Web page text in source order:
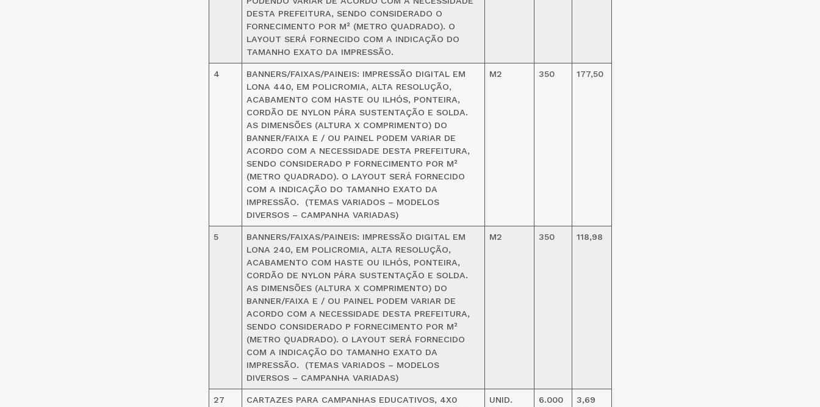
DESTA PREFEITURA, SENDO CONSIDERADO O
FORNECIMENTO POR M² (METRO QUADRADO). O
LAYOUT SERÁ FORNECIDO COM A INDICAÇÃO DO
TAMANHO EXATO DA IMPRESSÃO.
4
BANNERS/FAIXAS/PAINEIS: IMPRESSÃO DIGITAL EM
LONA 440, EM POLICROMIA, ALTA RESOLUÇÃO,
ACABAMENTO COM HASTE OU ILHÓS, PONTEIRA,
CORDÃO DE NYLON PÁRA SUSTENTAÇÃO E SOLDA.
AS DIMENSÕES (ALTURA X COMPRIMENTO) DO
BANNER/FAIXA E / OU PAINEL PODEM VARIAR DE
ACORDO COM A NECESSIDADE DESTA PREFEITURA,
SENDO CONSIDERADO P FORNECIMENTO POR M²
(METRO QUADRADO). O LAYOUT SERÁ FORNECIDO
COM A INDICAÇÃO DO TAMANHO EXATO DA
IMPRESSÃO. (TEMAS VARIADOS – MODELOS
DIVERSOS – CAMPANHA VARIADAS)
M2 350 177,50
5
BANNERS/FAIXAS/PAINEIS: IMPRESSÃO DIGITAL EM
LONA 240, EM POLICROMIA, ALTA RESOLUÇÃO,
ACABAMENTO COM HASTE OU ILHÓS, PONTEIRA,
CORDÃO DE NYLON PÁRA SUSTENTAÇÃO E SOLDA.
AS DIMENSÕES (ALTURA X COMPRIMENTO) DO
BANNER/FAIXA E / OU PAINEL PODEM VARIAR DE
ACORDO COM A NECESSIDADE DESTA PREFEITURA,
SENDO CONSIDERADO P FORNECIMENTO POR M²
(METRO QUADRADO). O LAYOUT SERÁ FORNECIDO
COM A INDICAÇÃO DO TAMANHO EXATO DA
IMPRESSÃO. (TEMAS VARIADOS – MODELOS
DIVERSOS – CAMPANHA VARIADAS)
M2 350 118,98
27
CARTAZES PARA CAMPANHAS EDUCATIVOS, 4X0
UNID. 6.000 3,69